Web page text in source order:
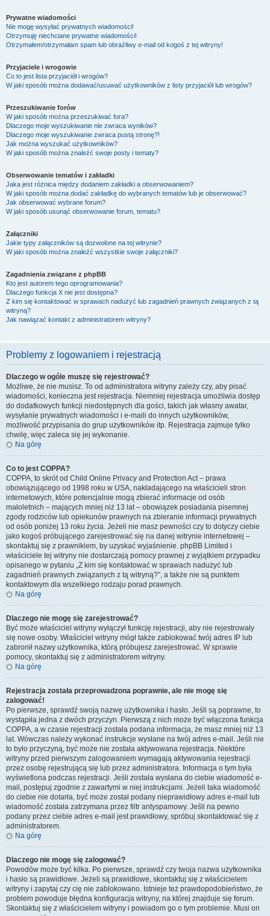
Prywatne wiadomości
Nie mogę wysyłać prywatnych wiadomości!
Otrzymuję niechciane prywatne wiadomości!
Otrzymałem/otrzymałam spam lub obraźliwy e-mail od kogoś z tej witryny!
Przyjaciele i wrogowie
Co to jest lista przyjaciół i wrogów?
W jaki sposób można dodawać/usuwać użytkowników z listy przyjaciół lub wrogów?
Przeszukiwanie forów
W jaki sposób można przeszukiwać fora?
Dlaczego moje wyszukiwanie nie zwraca wyników?
Dlaczego moje wyszukiwanie zwraca pustą stronę?!
Jak można wyszukać użytkowników?
W jaki sposób można znaleźć swoje posty i tematy?
Obserwowanie tematów i zakładki
Jaka jest różnica między dodaniem zakładki a obserwowaniem?
W jaki sposób można dodać zakładkę do wybranych tematów lub je obserwować?
Jak obserwować wybrane forum?
W jaki sposób usunąć obserwowanie forum, tematu?
Załączniki
Jakie typy załączników są dozwolone na tej witrynie?
W jaki sposób można znaleźć wszystkie swoje załączniki?
Zagadnienia związane z phpBB
Kto jest autorem tego oprogramowania?
Dlaczego funkcja X nie jest dostępna?
Z kim się kontaktować w sprawach nadużyć lub zagadnień prawnych związanych z tą
witryną?
Jak nawiązać kontakt z administratorem witryny?
Problemy z logowaniem i rejestracją
Dlaczego w ogóle muszę się rejestrować?
Możliwe, że nie musisz. To od administratora witryny zależy czy, aby pisać
wiadomości, konieczna jest rejestracja. Niemniej rejestracja umożliwia dostęp
do dodatkowych funkcji niedostępnych dla gości, takich jak własny awatar,
wysyłanie prywatnych wiadomości i e-maili do innych użytkowników,
możliwość przypisania do grup użytkowników itp. Rejestracja zajmuje tylko
chwilę, więc zaleca się jej wykonanie.
Na górę
Co to jest COPPA?
COPPA, to skrót od Child Online Privacy and Protection Act – prawa
obowiązującego od 1998 roku w USA, nakładającego na właścicieli stron
internetowych, które potencjalnie mogą zbierać informacje od osób
małoletnich – mających mniej niż 13 lat – obowiązek posiadania pisemnej
zgody rodziców lub opiekunów prawnych na zbieranie informacji prywatnych
od osób poniżej 13 roku życia. Jeżeli nie masz pewności czy to dotyczy ciebie
jako kogoś próbującego zarejestrować się na danej witrynie internetowej –
skontaktuj się z prawnikiem, by uzyskać wyjaśnienie. phpBB Limited i
właściciele tej witryny nie dostarczają pomocy prawnej z wyjątkiem przypadku
opisanego w pytaniu „Z kim się kontaktować w sprawach nadużyć lub
zagadnień prawnych związanych z tą witryną?”, a także nie są punktem
kontaktowym dla wszelkiego rodzaju porad prawnych.
Na górę
Dlaczego nie mogę się zarejestrować?
Być może właściciel witryny wyłączył funkcję rejestracji, aby nie rejestrowały
się nowe osoby. Właściciel witryny mógł także zablokować twój adres IP lub
zabronił nazwy użytkownika, którą próbujesz zarejestrować. W sprawie
pomocy, skontaktuj się z administratorem witryny.
Na górę
Rejestracja została przeprowadzona poprawnie, ale nie mogę się
zalogować!
Po pierwsze, sprawdź swoją nazwę użytkownika i hasło. Jeśli są poprawne, to
wystąpiła jedna z dwóch przyczyn. Pierwszą z nich może być włączona funkcja
COPPA, a w czasie rejestracji została podana informacja, że masz mniej niż 13
lat. Wówczas należy wykonać instrukcje wysłane na twój adres e-mail. Jeśli nie
to było przyczyną, być może nie została aktywowana rejestracja. Niektóre
witryny przed pierwszym zalogowaniem wymagają aktywowania rejestracji
przez osobę rejestrującą się lub przez administratora. Informacja o tym była
wyświetlona podczas rejestracji. Jeśli została wysłana do ciebie wiadomość e-
mail, postępuj zgodnie z zawartymi w niej instrukcjami. Jeżeli taka wiadomość
do ciebie nie dotarła, być może został podany nieprawidłowy adres e-mail lub
wiadomość została zatrzymana przez filtr antyspamowy. Jeśli na pewno
podany przez ciebie adres e-mail jest prawidłowy, spróbuj skontaktować się z
administratorem.
Na górę
Dlaczego nie mogę się zalogować?
Powodów może być kilka. Po pierwsze, sprawdź czy twoja nazwa użytkownika
i hasło są prawidłowe. Jeżeli są prawidłowe, skontaktuj się z właścicielem
witryny i zapytaj czy cię nie zablokowano. Istnieje też prawdopodobieństwo, że
problem powoduje błędna konfiguracja witryny, na której znajduje się forum.
Skontaktuj się z właścicielem witryny i powiadom go o tym problemie. Musi on